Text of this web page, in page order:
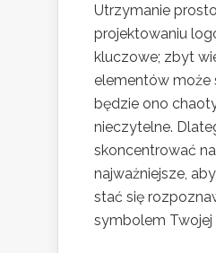
Utrzymanie
projektowaniu
kluczowe; zbyt
elementów może
będzie ono
nieczytelne.
skoncentrować
najważniejsze,
stać się
symbolem Twojej